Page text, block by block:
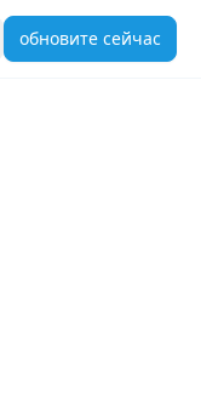
обновите сейчас